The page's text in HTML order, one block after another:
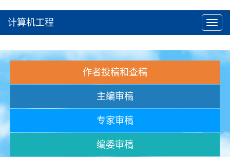
计算机工程
作者投稿和查稿
主编审稿
专家审稿
编委审稿